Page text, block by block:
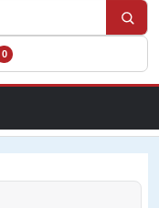
0